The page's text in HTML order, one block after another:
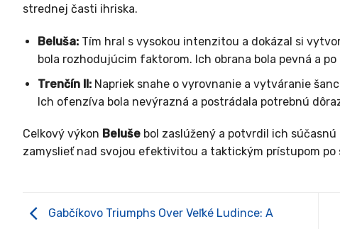
strednej časti ihriska.
Beluša:Tím hral s vysokou intenzitou a dokázal si
bola rozhodujúcim faktorom. Ich obrana bola pevná a
Trenčín II:Napriek snahe o vyrovnanie a vytváranie
Ich ofenzíva bola nevýrazná a postrádala potrebnú
Celkový výkon Beluše bol zaslúžený a potvrdil ich
zamyslieť nad svojou efektivitou a taktickým prístupom po
Gabčíkovo Triumphs Over Veľké Ludince: A